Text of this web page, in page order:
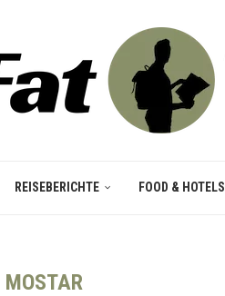
REISEBERICHTE FOOD & HOTELS
MOSTAR